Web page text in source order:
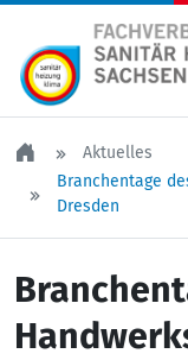
Aktuelles
Branchentage
Dresden